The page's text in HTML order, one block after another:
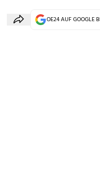
OE24 AUF GOOGLE